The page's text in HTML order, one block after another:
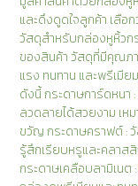
และดึงดูดใจลูกค้า เลือ
วัสดุสำหรับกล่องหูหิ้ว
ของสินค้า วัสดุที่มีคุณภา
แรง ทนทาน และพรีเมี
ดังนี้ กระดาษการ์ดหนา
ลวดลายได้สวยงาม เห
ขวัญ กระดาษคราฟต์ :
รู้สึกเรียบหรูและคลาส
กระดาษเคลือบลามิเนต